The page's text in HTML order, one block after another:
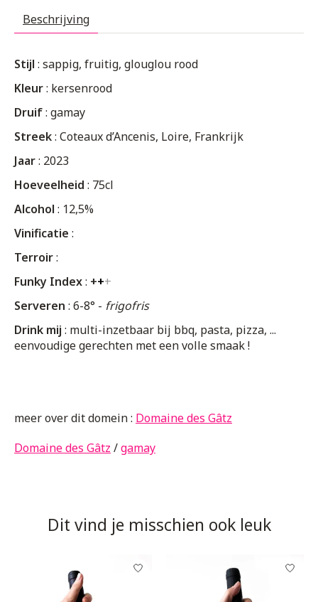
Beschrijving
Stijl : sappig, fruitig, glouglou rood
Kleur: kersenrood
Druif: gamay
Streek: Coteaux d’Ancenis, Loire, Frankrijk
Jaar: 2023
Hoeveelheid : 75cl
Alcohol : 12,5%
Vinificatie :
Terroir:
Funky Index: +++
Serveren : 6-8° - frigofris
Drink mij : multi-inzetbaar bij bbq, pasta, pizza, ...
eenvoudige gerechten met een volle smaak !
meer over dit domein : Domaine des Gâtz
Domaine des Gâtz /gamay
Dit vind je misschien ook leuk
Items van productcarrousel